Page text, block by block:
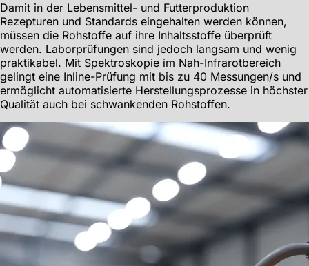
Damit in der Lebensmittel- und Futterproduktion
Rezepturen und Standards eingehalten werden können,
müssen die Rohstoffe auf ihre Inhaltsstoffe überprüft
werden. Laborprüfungen sind jedoch langsam und wenig
praktikabel. Mit Spektroskopie im Nah-Infrarotbereich
gelingt eine Inline-Prüfung mit bis zu 40 Messungen/s und
ermöglicht automatisierte Herstellungsprozesse in höchster
Qualität auch bei schwankenden Rohstoffen.